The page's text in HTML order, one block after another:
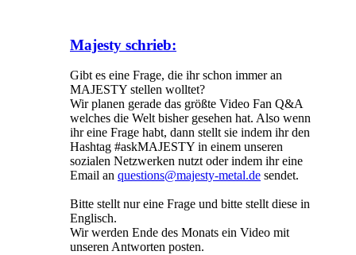
Majesty schrieb:
Gibt es eine Frage, die ihr schon immer an
MAJESTY stellen wolltet?
Wir planen gerade das größte Video Fan Q&A
welches die Welt bisher gesehen hat. Also wenn
ihr eine Frage habt, dann stellt sie indem ihr den
Hashtag ‪#‎askMAJESTY in einem unseren
sozialen Netzwerken nutzt oder indem ihr eine
Email an questions@majesty-metal.de sendet.
Bitte stellt nur eine Frage und bitte stellt diese in
Englisch.
Wir werden Ende des Monats ein Video mit
unseren Antworten posten.